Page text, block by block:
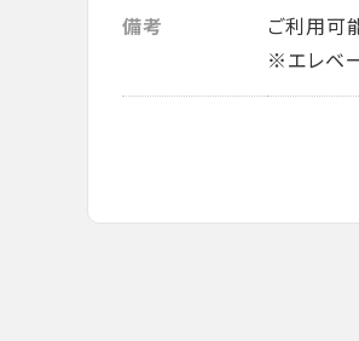
備考
ご利用可
※エレベ